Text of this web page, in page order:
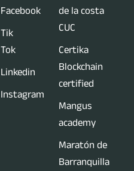
Facebook
Tik
Tok
Linkedin
Instagram
de la costa
CUC
Certika
Blockchain
certified
Mangus
academy
Maratón de
Barranquilla